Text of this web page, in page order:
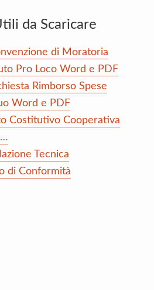
da Scaricare
di Moratoria
Pro Loco Word e PDF
Rimborso Spese
Word e PDF
Costitutivo Cooperativa
Tecnica
di Conformità